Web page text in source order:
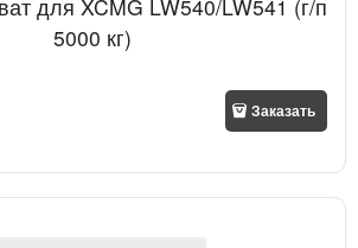
для XCMG LW540/LW541 (г/п
5000 кг)
Заказать